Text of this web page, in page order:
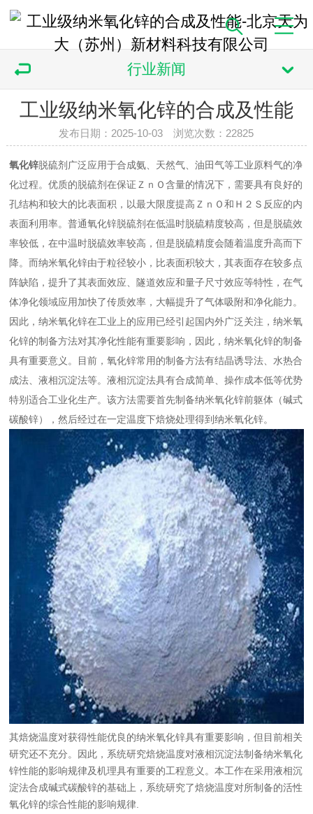
行业新闻
工业级纳米氧化锌的合成及性能
发布日期：2025-10-03 浏览次数： 22825
氧化锌脱硫剂广泛应用于合成氨、天然气、油田气等工业原料气的净
化过程。优质的脱硫剂在保证ＺｎＯ含量的情况下，需要具有良好的
孔结构和较大的比表面积，以最大限度提高ＺｎＯ和Ｈ２Ｓ反应的内
表面利用率。普通氧化锌脱硫剂在低温时脱硫精度较高，但是脱硫效
率较低，在中温时脱硫效率较高，但是脱硫精度会随着温度升高而下
降。而纳米氧化锌由于粒径较小，比表面积较大，其表面存在较多点
阵缺陷，提升了其表面效应、隧道效应和量子尺寸效应等特性，在气
体净化领域应用加快了传质效率，大幅提升了气体吸附和净化能力。
因此，纳米氧化锌在工业上的应用已经引起国内外广泛关注，纳米氧
化锌的制备方法对其净化性能有重要影响，因此，纳米氧化锌的制备
具有重要意义。目前，氧化锌常用的制备方法有结晶诱导法、水热合
成法、液相沉淀法等。液相沉淀法具有合成简单、操作成本低等优势
特别适合工业化生产。该方法需要首先制备纳米氧化锌前躯体（碱式
碳酸锌），然后经过在一定温度下焙烧处理得到纳米氧化锌。
其焙烧温度对获得性能优良的纳米氧化锌具有重要影响，但目前相关
研究还不充分。因此，系统研究焙烧温度对液相沉淀法制备纳米氧化
锌性能的影响规律及机理具有重要的工程意义。本工作在采用液相沉
淀法合成碱式碳酸锌的基础上，系统研究了焙烧温度对所制备的活性
氧化锌的综合性能的影响规律.